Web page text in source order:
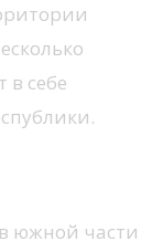
в себе
южной части